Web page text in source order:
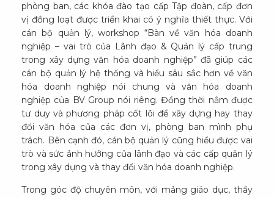
phòng ban, các khóa đào tạo cấp Tập đoàn, cấp đơn
vị đồng loạt được triển khai có ý nghĩa thiết thực. Với
cán bộ quản lý, workshop “Bàn về văn hóa doanh
nghiệp – vai trò của Lãnh đạo & Quản lý cấp trung
trong xây dựng văn hóa doanh nghiệp” đã giúp các
cán bộ quản lý hệ thống và hiểu sâu sắc hơn về văn
hóa doanh nghiệp nói chung và văn hóa doanh
nghiệp của BV Group nói riêng. Đồng thời nắm được
tư duy và phương pháp cốt lõi để xây dựng hay thay
đổi văn hóa của các đơn vị, phòng ban mình phụ
trách. Bên cạnh đó, cán bộ quản lý cũng hiểu được vai
trò và sức ảnh hưởng của lãnh đạo và các cấp quản lý
trong xây dựng và thay đổi văn hóa doanh nghiệp.
Trong góc độ chuyên môn, với mảng giáo dục, thầy